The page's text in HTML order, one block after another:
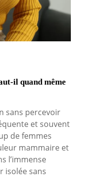
il quand même
sans percevoir
et souvent
de femmes
mammaire et
l’immense
isolée sans